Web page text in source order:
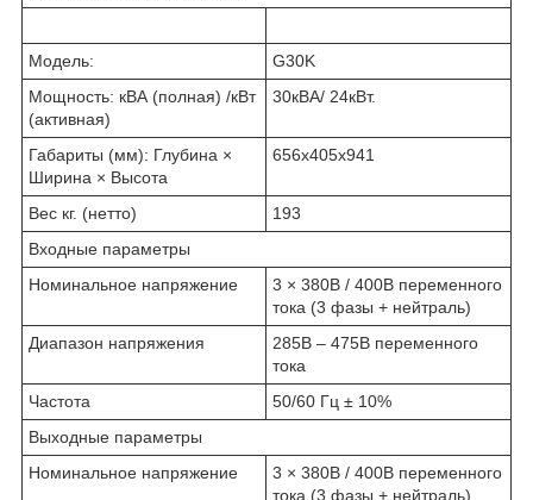
Модель:
G30K
Мощность: кВА (полная) /кВт
(активная)
30кВА/ 24кВт.
Габариты (мм): Глубина ×
Ширина × Высота
656х405х941
Вес кг. (нетто)
193
Входные параметры
Номинальное напряжение
3 × 380В / 400В переменного
тока (3 фазы + нейтраль)
Диапазон напряжения
285В – 475В переменного
тока
Частота
50/60 Гц ± 10%
Выходные параметры
Номинальное напряжение
3 × 380В / 400В переменного
тока (3 фазы + нейтраль)